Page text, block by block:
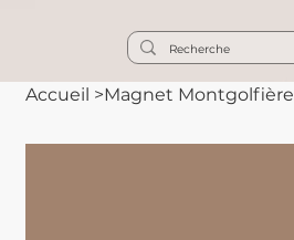
Accueil >Magnet Montgolfière